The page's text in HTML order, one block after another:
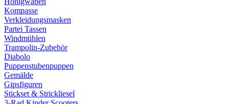
Kompasse
Verkleidungsmasken
Partei Tassen
Windmühlen
Trampolin-Zubehör
Diabolo
Puppenstubenpuppen
Gemälde
Gipsfiguren
Stickset & Strickliesel